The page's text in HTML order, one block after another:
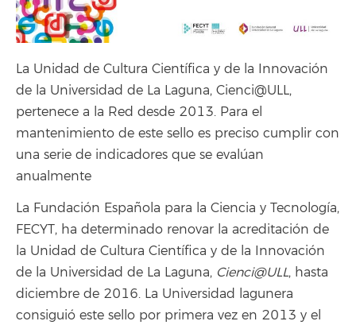
La Unidad de Cultura Científica y de la Innovación
de la Universidad de La Laguna, Cienci@ULL,
pertenece a la Red desde 2013. Para el
mantenimiento de este sello es preciso cumplir con
una serie de indicadores que se evalúan
anualmente
La Fundación Española para la Ciencia y Tecnología,
FECYT, ha determinado renovar la acreditación de
la Unidad de Cultura Científica y de la Innovación
de la Universidad de La Laguna, Cienci@ULL, hasta
diciembre de 2016. La Universidad lagunera
consiguió este sello por primera vez en 2013 y el